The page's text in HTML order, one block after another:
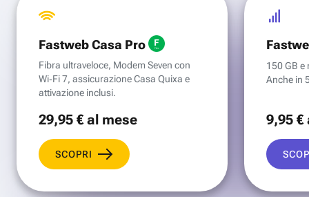
Fastweb Casa Pro
Fibra ultraveloce, Modem Seven con
Wi‑Fi 7, assicurazione Casa Quixa e
attivazione inclusi.
29,95 €al mese
SCOPRI
150 GB e
Anche in
9,95 €